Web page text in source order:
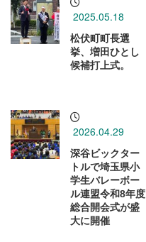
2025.05.18
松伏町町長選
挙、増田ひとし
候補打上式。
2026.04.29
深谷ビックター
トルで埼玉県小
学生バレーボー
ル連盟令和8年度
総合開会式が盛
大に開催